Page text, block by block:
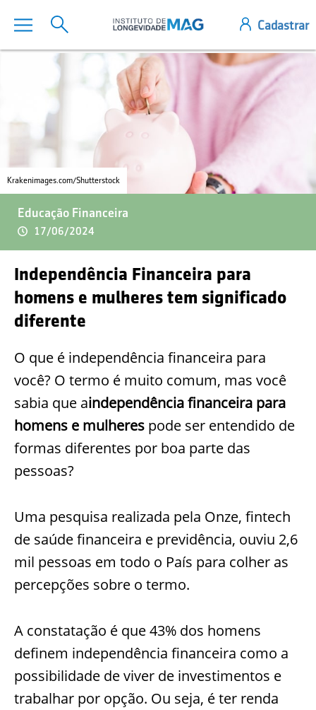
Krakenimages.com/Shutterstock
Educação Financeira
17/06/2024
Independência Financeira para
homens e mulheres tem significado
diferente
O que é independência financeira para
você? O termo é muito comum, mas você
sabia que aindependência financeira para
homens e mulheres pode ser entendido de
formas diferentes por boa parte das
pessoas?
Uma pesquisa realizada pela Onze, fintech
de saúde financeira e previdência, ouviu 2,6
mil pessoas em todo o País para colher as
percepções sobre o termo.
A constatação é que 43% dos homens
definem independência financeira como a
possibilidade de viver de investimentos e
trabalhar por opção. Ou seja, é ter renda